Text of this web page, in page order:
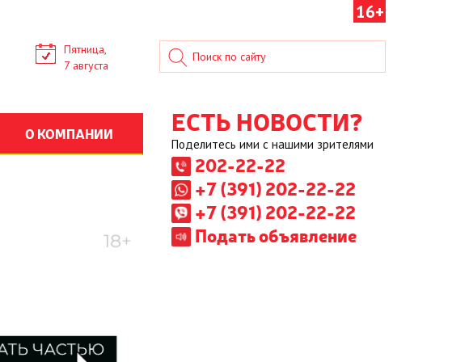
16+
Пятница,
7 августа
О КОМПАНИИ ЕСТЬ НОВОСТИ?
Поделитесь ими с нашими зрителями
202-22-22
+7 (391) 202-22-22
+7 (391) 202-22-22
Подать объявление